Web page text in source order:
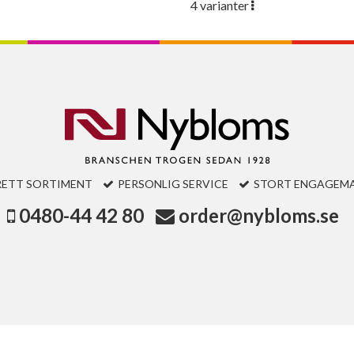
4 varianter
SORTIMENT PERSONLIG SERVICE STORT
0480-44 42 80 order@nybloms.se